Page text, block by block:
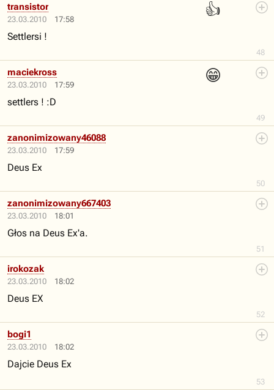
23.03.2010 17:58
👍
48
transistor
Settlersi !
23.03.2010 17:59
😁
49
maciekross
settlers ! :D
23.03.2010 17:59
50
zanonimizowany46088
Deus Ex
23.03.2010 18:01
51
zanonimizowany667403
Głos na Deus Ex'a.
23.03.2010 18:02
52
irokozak
Deus EX
23.03.2010 18:02
53
bogi1
Dajcie Deus Ex